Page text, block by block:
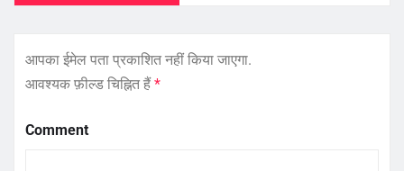
आपका ईमेल पता प्रकाशित नहीं किया जाएगा.
आवश्यक फ़ील्ड चिह्नित हैं *
Comment